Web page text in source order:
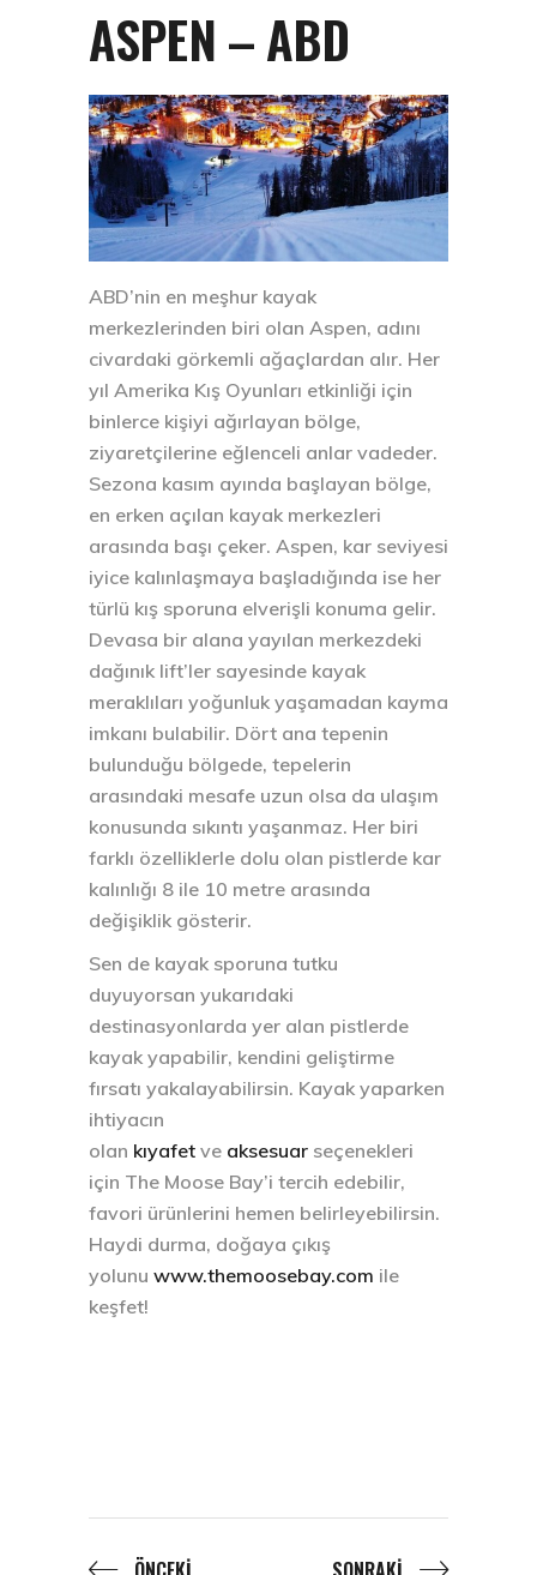
ASPEN – ABD
ABD’nin en meşhur kayak
merkezlerinden biri olan Aspen, adını
civardaki görkemli ağaçlardan alır. Her
yıl Amerika Kış Oyunları etkinliği için
binlerce kişiyi ağırlayan bölge,
ziyaretçilerine eğlenceli anlar vadeder.
Sezona kasım ayında başlayan bölge,
en erken açılan kayak merkezleri
arasında başı çeker. Aspen, kar seviyesi
iyice kalınlaşmaya başladığında ise her
türlü kış sporuna elverişli konuma gelir.
Devasa bir alana yayılan merkezdeki
dağınık lift’ler sayesinde kayak
meraklıları yoğunluk yaşamadan kayma
imkanı bulabilir. Dört ana tepenin
bulunduğu bölgede, tepelerin
arasındaki mesafe uzun olsa da ulaşım
konusunda sıkıntı yaşanmaz. Her biri
farklı özelliklerle dolu olan pistlerde kar
kalınlığı 8 ile 10 metre arasında
değişiklik gösterir.
Sen de kayak sporuna tutku
duyuyorsan yukarıdaki
destinasyonlarda yer alan pistlerde
kayak yapabilir, kendini geliştirme
fırsatı yakalayabilirsin. Kayak yaparken
ihtiyacın
olan kıyafet ve aksesuar seçenekleri
için The Moose Bay’i tercih edebilir,
favori ürünlerini hemen belirleyebilirsin.
Haydi durma, doğaya çıkış
yolunu www.themoosebay.com ile
keşfet!